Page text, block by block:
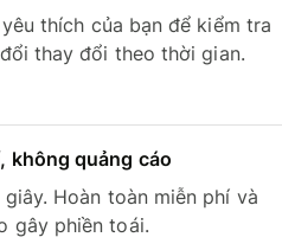
thích của bạn để kiểm tra
thay đổi theo thời gian.
không quảng cáo
Hoàn toàn miễn phí và
gây phiền toái.